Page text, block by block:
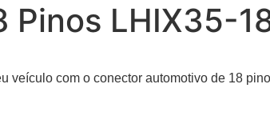
LHIX35-
veículo com o conector automotivo de 18